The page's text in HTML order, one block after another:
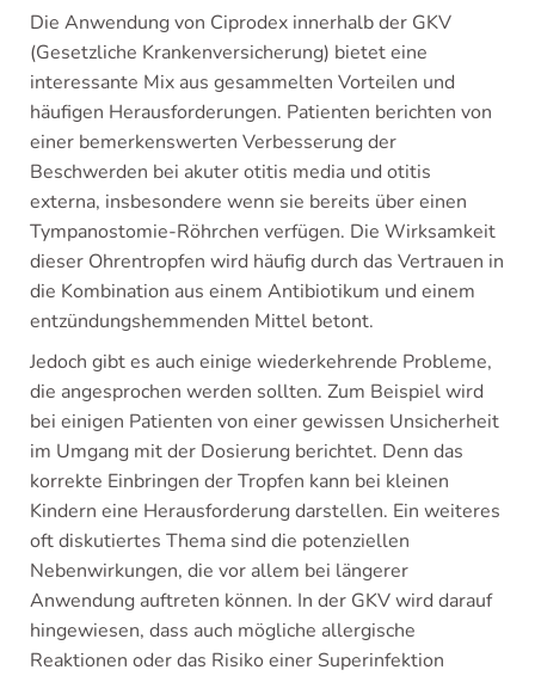
Die Anwendung von Ciprodex innerhalb der GKV
(Gesetzliche Krankenversicherung) bietet eine
interessante Mix aus gesammelten Vorteilen und
häufigen Herausforderungen. Patienten berichten von
einer bemerkenswerten Verbesserung der
Beschwerden bei akuter otitis media und otitis
externa, insbesondere wenn sie bereits über einen
Tympanostomie-Röhrchen verfügen. Die Wirksamkeit
dieser Ohrentropfen wird häufig durch das Vertrauen in
die Kombination aus einem Antibiotikum und einem
entzündungshemmenden Mittel betont.
Jedoch gibt es auch einige wiederkehrende Probleme,
die angesprochen werden sollten. Zum Beispiel wird
bei einigen Patienten von einer gewissen Unsicherheit
im Umgang mit der Dosierung berichtet. Denn das
korrekte Einbringen der Tropfen kann bei kleinen
Kindern eine Herausforderung darstellen. Ein weiteres
oft diskutiertes Thema sind die potenziellen
Nebenwirkungen, die vor allem bei längerer
Anwendung auftreten können. In der GKV wird darauf
hingewiesen, dass auch mögliche allergische
Reaktionen oder das Risiko einer Superinfektion